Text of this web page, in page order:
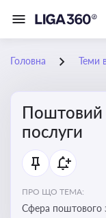
Головна Теми
Поштовий
послуги
ПРО ЩО ТЕМА:
Сфера поштового